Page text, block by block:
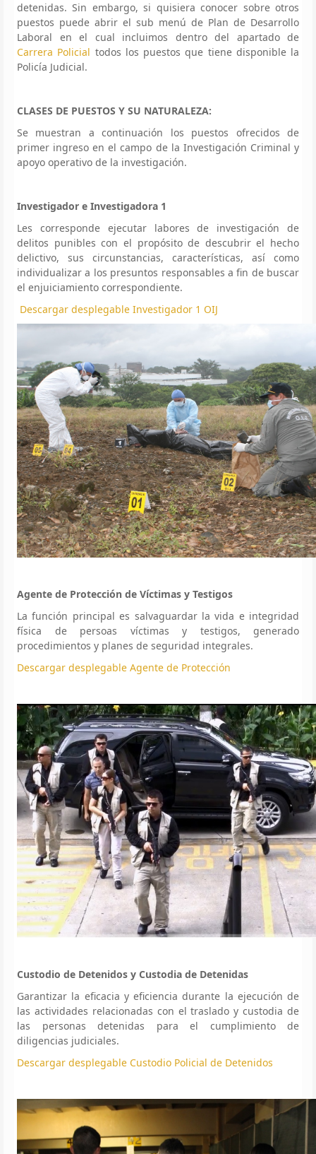
detenidas. Sin embargo, si quisiera conocer sobre otros
puestos puede abrir el sub menú de Plan de Desarrollo
Laboral en el cual incluimos dentro del apartado de
Carrera Policial todos los puestos que tiene disponible la
Policía Judicial.
CLASES DE PUESTOS Y SU NATURALEZA:
Se muestran a continuación los puestos ofrecidos de
primer ingreso en el campo de la Investigación Criminal y
apoyo operativo de la investigación.
Investigador e Investigadora 1
Les corresponde ejecutar labores de investigación de
delitos punibles con el propósito de descubrir el hecho
delictivo, sus circunstancias, características, así como
individualizar a los presuntos responsables a fin de buscar
el enjuiciamiento correspondiente.
Descargar desplegable Investigador 1 OIJ
Agente de Protección de Víctimas y Testigos
La función principal es salvaguardar la vida e integridad
física de persoas víctimas y testigos, generado
procedimientos y planes de seguridad integrales.
Descargar desplegable Agente de Protección
Custodio de Detenidos y Custodia de Detenidas
Garantizar la eficacia y eficiencia durante la ejecución de
las actividades relacionadas con el traslado y custodia de
las personas detenidas para el cumplimiento de
diligencias judiciales.
Descargar desplegable Custodio Policial de Detenidos